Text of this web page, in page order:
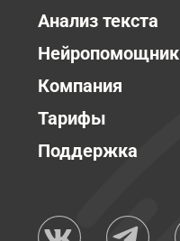
Анализ текста
Нейропомощник
Компания
Тарифы
Поддержка